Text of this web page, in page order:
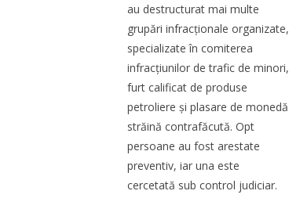
au destructurat mai multe
grupări infracţionale organizate,
specializate în comiterea
infracţiunilor de trafic de minori,
furt calificat de produse
petroliere şi plasare de monedă
străină contrafăcută. Opt
persoane au fost arestate
preventiv, iar una este
cercetată sub control judiciar.